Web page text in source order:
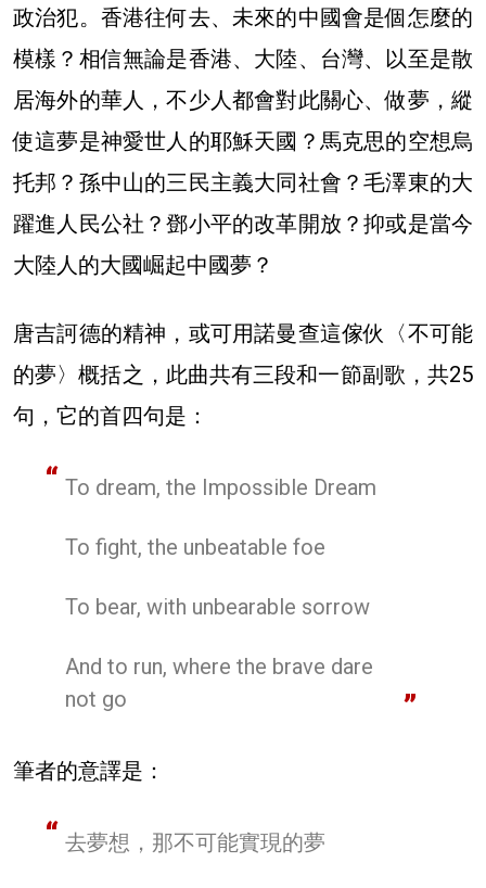
政治犯。香港往何去、未來的中國會是個怎麼的
模樣？相信無論是香港、大陸、台灣、以至是散
居海外的華人，不少人都會對此關心、做夢，縱
使這夢是神愛世人的耶穌天國？馬克思的空想烏
托邦？孫中山的三民主義大同社會？毛澤東的大
躍進人民公社？鄧小平的改革開放？抑或是當今
大陸人的大國崛起中國夢？
唐吉訶德的精神，或可用諾曼查這傢伙〈不可能
的夢〉概括之，此曲共有三段和一節副歌，共25
句，它的首四句是：
To dream, the Impossible Dream
To fight, the unbeatable foe
To bear, with unbearable sorrow
And to run, where the brave dare
not go
筆者的意譯是：
去夢想，那不可能實現的夢